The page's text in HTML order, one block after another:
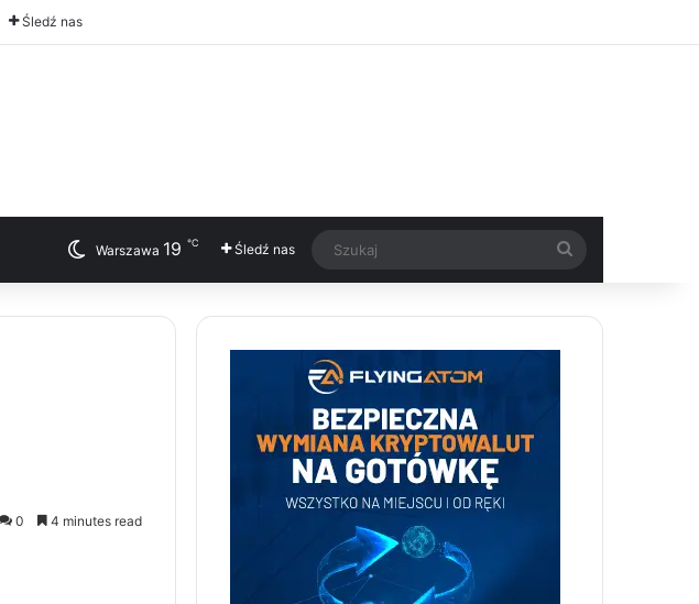
Śledź nas
Warszawa 19 ℃ Śledź nas
0 4 minutes read